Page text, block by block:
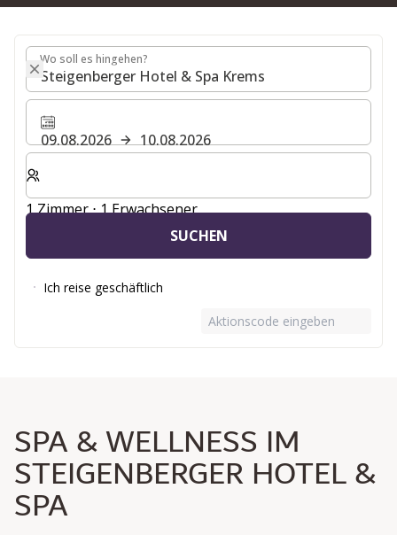
Wo soll es hingehen?
Wo soll es hingehen?
09.08.2026
10.08.2026
Wählen Sie die Anzahl der Zimmer und Gäste für Ihren
1 Zimmer ⋅ 1 Erwachsener
SUCHEN
Ich reise geschäftlich
Aktionscode eingeben
SPA & WELLNESS IM
STEIGENBERGER HOTEL &
SPA